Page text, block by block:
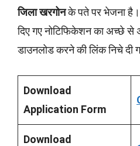
जिला खरगोनके पते पर भेजना
दिए गए नोटिफिकेशन का अच्छे
डाउनलोड करने की लिंक निचे दी
Download
Application Form
Download